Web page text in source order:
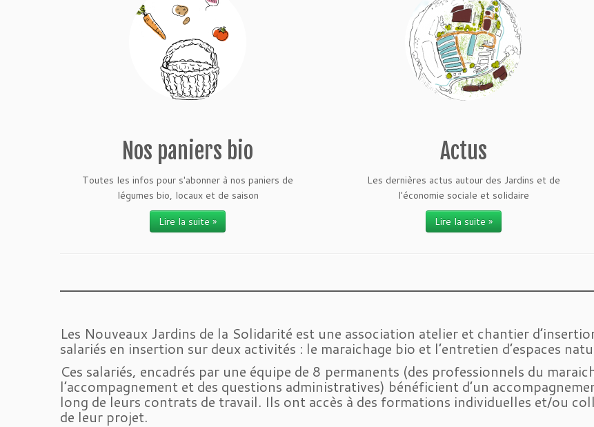
Nos paniers bio
Toutes les infos pour s'abonner à nos paniers de
légumes bio, locaux et de saison
Lire la suite »
Actus
Les dernières actus autour des Jardins et de
l'économie sociale et solidaire
Lire la suite »
Les Nouveaux Jardins de la Solidarité est une association atelier et chantier
salariés en insertion sur deux activités : le maraichage bio et l’entretien d’espaces
Ces salariés, encadrés par une équipe de 8 permanents (des professionnels du
l’accompagnement et des questions administratives) bénéficient d’un
long de leurs contrats de travail. Ils ont accès à des formations individuelles et/ou
de leur projet.